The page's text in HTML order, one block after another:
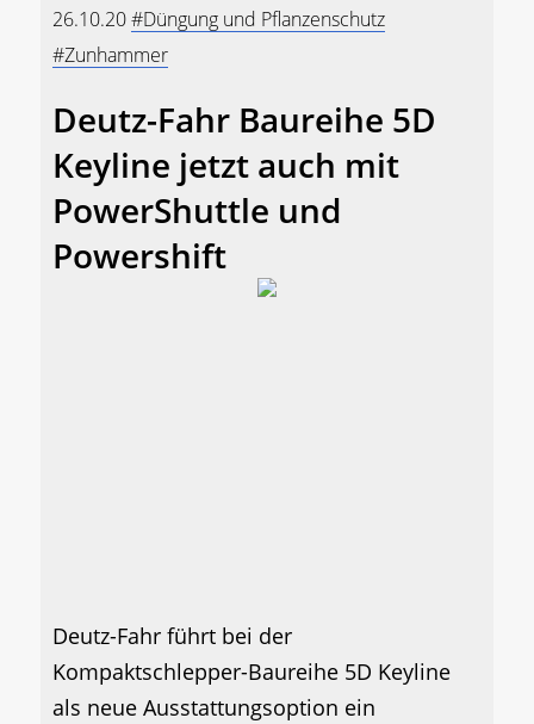
26.10.20#Düngung und Pflanzenschutz
#Zunhammer
Deutz-Fahr Baureihe 5D
Keyline jetzt auch mit
PowerShuttle und
Powershift
Deutz-Fahr führt bei der
Kompaktschlepper-Baureihe 5D Keyline
als neue Ausstattungsoption ein